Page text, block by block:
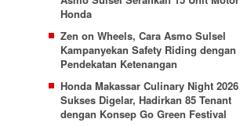
Honda
Zen on Wheels, Cara Asmo Sulsel
Kampanyekan Safety Riding dengan
Pendekatan Ketenangan
Honda Makassar Culinary Night 2026
Sukses Digelar, Hadirkan 85 Tenant
dengan Konsep Go Green Festival